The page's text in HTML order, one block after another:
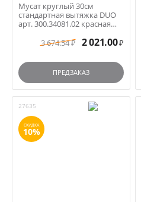
Мусат круглый 30см
стандартная вытяжка DUO
арт. 300.34081.02 красная
3 674.54 ₽ 2 021.00 ₽
ПРЕДЗАКАЗ
27635
СКИДКА
10%